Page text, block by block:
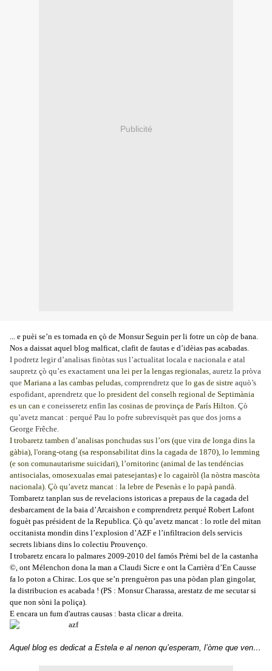
Publicité
... e puèi se’n es tornada en çò de Monsur Seguin per li fotre un còp de bana.
Nos a daissat aquel blog malficat, clafit de fautas e d’idèias pas acabadas.
I podretz legir d’analisas finòtas sus l’actualitat locala e nacionala e atal
saupretz çò qu’es exactament una lei per la lengas regionalas, auretz la pròva
que Mariana a las cambas peludas, comprendretz que lo gas de sistre aquò’s
espofidant, aprendretz que lo president del conselh regional de Septimània
es un can e coneisseretz enfin las cosinas de provinça de París Hilton. Çò
qu’avetz mancat : perqué Pau lo pofre subrevisquèt pas que dos jorns a
George Frêche.
I trobaretz tamben d’analisas ponchudas sus l’ors (que vira de longa dins la
gàbia), l'orang-otang (sa responsabilitat dins la cagada de 1870), lo lemming
(e son comunautarisme suicidari), l’ornitorinc (animal de las tendéncias
antisocialas, omosexualas emai patesejantas) e lo cagairòl (la nòstra mascòta
nacionala). Çò qu’avetz mancat : la lebre de Pesenàs e lo papà pandà.
Tombaretz tanplan sus de revelacions istoricas a prepaus de la cagada del
desbarcament de la baia d’Arcaishon e comprendretz perqué Robert Lafont
foguèt pas président de la Republica. Çò qu’avetz mancat : lo rotle del mitan
occitanista mondin dins l’explosion d’AZF e l’infiltracion dels servicis
secrets libians dins lo colectiu Prouvenço.
I trobaretz encara lo palmares 2009-2010 del famós Prèmi bel de la castanha
©, ont Mélenchon dona la man a Claudi Sicre e ont la Carrièra d’En Causse
fa lo poton a Chirac. Los que se’n prenguèron pas una pòdan plan gingolar,
la distribucion es acabada ! (PS : Monsur Charassa, arestatz de me secutar si
que non sòni la poliça).
E encara un fum d'autras causas : basta clicar a dreita.
Aquel blog es dedicat a Estela e al nenon qu’esperam, l’òme que ven…